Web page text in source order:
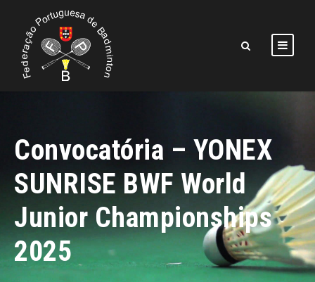
Convocatória – YONEX
SUNRISE BWF World
Junior Championships
2025